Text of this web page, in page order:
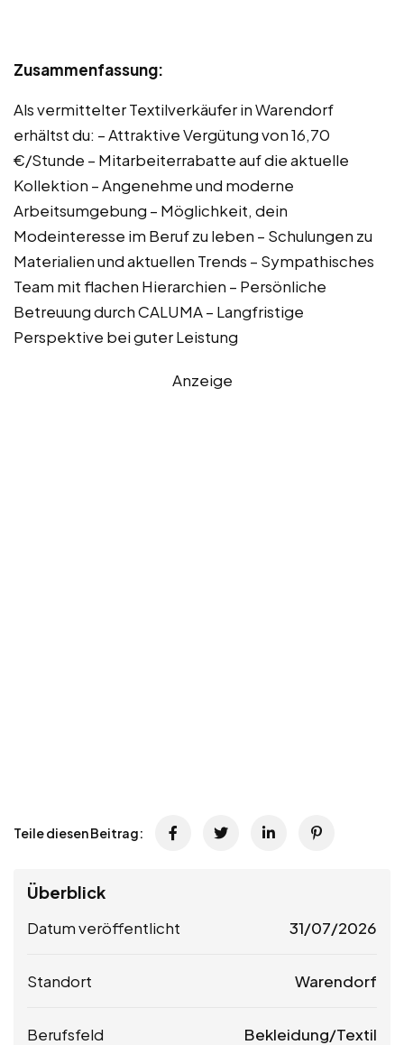
Zusammenfassung:
Als vermittelter Textilverkäufer in Warendorf
erhältst du: – Attraktive Vergütung von 16,70
€/Stunde – Mitarbeiterrabatte auf die aktuelle
Kollektion – Angenehme und moderne
Arbeitsumgebung – Möglichkeit, dein
Modeinteresse im Beruf zu leben – Schulungen zu
Materialien und aktuellen Trends – Sympathisches
Team mit flachen Hierarchien – Persönliche
Betreuung durch CALUMA – Langfristige
Perspektive bei guter Leistung
Anzeige
Teile diesen Beitrag:
Überblick
Datum veröffentlicht 31/07/2026
Standort Warendorf
Berufsfeld Bekleidung/Textil